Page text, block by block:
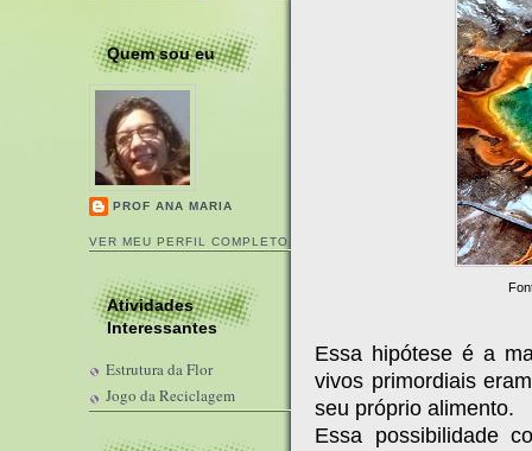
Quem sou eu
PROF ANA MARIA
VER MEU PERFIL COMPLETO
Atividades
Interessantes
Estrutura da Flor
Jogo da Reciclagem
Essa hipótese é a
vivos primordiais
seu próprio alimento.
Essa possibilidade